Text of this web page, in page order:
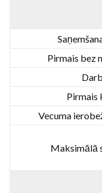
Pirmais bez
Pirmais
Vecuma
Maksimālā